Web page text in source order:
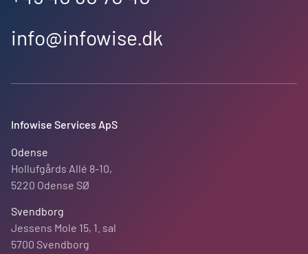
info@infowise.dk
Infowise Services ApS
Odense
Hollufgårds Allé 8-10,
5220 Odense SØ
Svendborg
Jessens Mole 15, 1. sal
5700 Svendborg